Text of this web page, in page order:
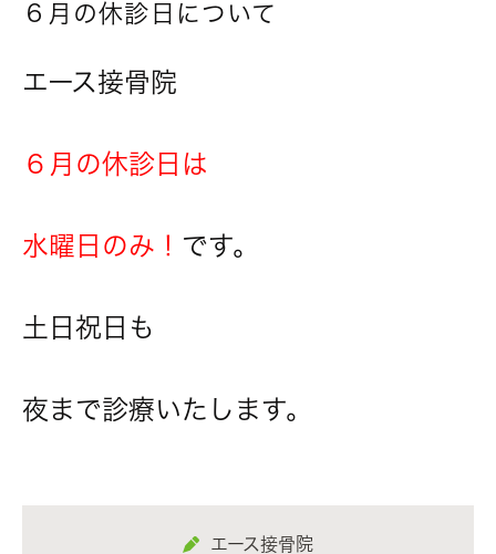
６月の休診日について
エース接骨院
６月の休診日は
水曜日のみ！ です。
土日祝日も
夜まで診療いたします。
エース接骨院